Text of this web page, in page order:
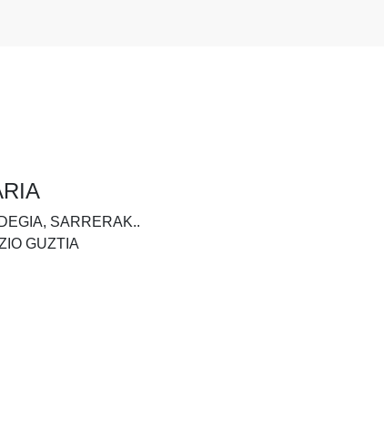
SARRERAK..
GUZTIA